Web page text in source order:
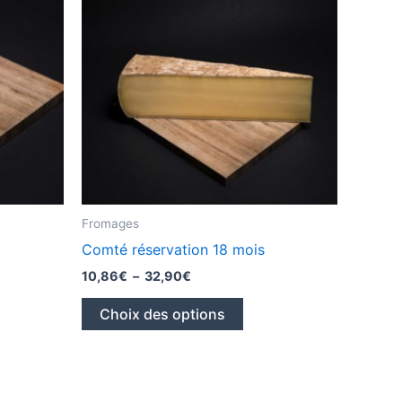
Fromages
Comté réservation 18 mois
10,86€ – 32,90€
prix :
10,86€
Choix des options
Ce